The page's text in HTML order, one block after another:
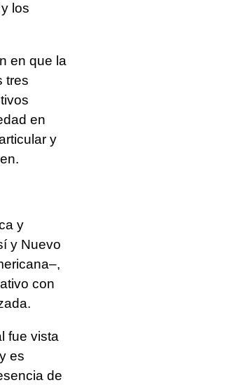
los
en que la
tres
en
y
y
y Nuevo
con
fue vista
es
de